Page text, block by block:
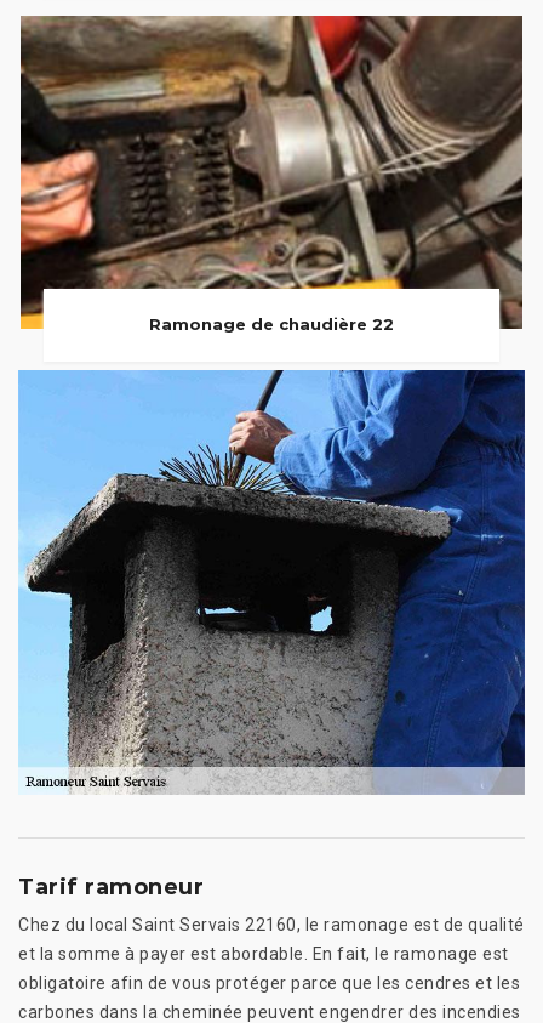
Ramonage de chaudière 22
Tarif ramoneur
Chez du local Saint Servais 22160, le ramonage est de qualité
et la somme à payer est abordable. En fait, le ramonage est
obligatoire afin de vous protéger parce que les cendres et les
carbones dans la cheminée peuvent engendrer des incendies